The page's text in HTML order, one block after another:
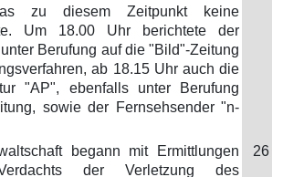
zu diesem Zeitpunkt keine
Um 18.00 Uhr berichtete der
Berufung auf die "Bild"-Zeitung
ab 18.15 Uhr auch die
"AP", ebenfalls unter Berufung
sowie der Fernsehsender "n-
begann mit Ermittlungen
der Verletzung des
26